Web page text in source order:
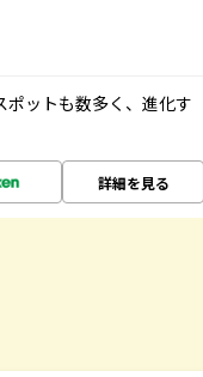
ポットも数多く、進化す
詳細を見る